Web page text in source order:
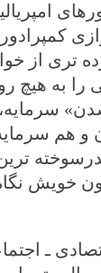
از
به هیچ
هم
پدرسوخته
خویش
ـ